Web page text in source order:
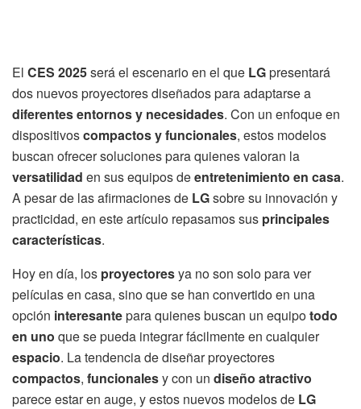
El CES 2025será el escenario en el que LGpresentará
dos nuevos proyectores diseñados para adaptarse a
diferentes entornos y necesidades. Con un enfoque en
dispositivoscompactos y funcionales, estos modelos
buscan ofrecer soluciones para quienes valoran la
versatilidad en sus equipos deentretenimiento en casa.
A pesar de las afirmaciones de LGsobre su innovación y
practicidad, en este artículo repasamos sus principales
características.
Hoy en día, los proyectoresya no son solo para ver
películas en casa, sino que se han convertido en una
opción interesantepara quienes buscan un equipotodo
en uno que se pueda integrar fácilmente en cualquier
espacio. La tendencia de diseñar proyectores
compactos, funcionalesy con un diseño atractivo
parece estar en auge, y estos nuevos modelos de LG